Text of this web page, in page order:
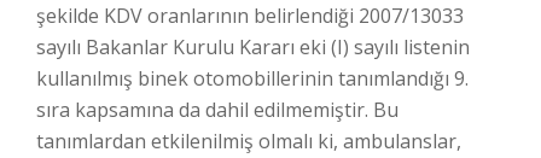
şekilde KDV oranlarının belirlendiği 2007/13033
sayılı Bakanlar Kurulu Kararı eki (I) sayılı listenin
kullanılmış binek otomobillerinin tanımlandığı 9.
sıra kapsamına da dahil edilmemiştir. Bu
tanımlardan etkilenilmiş olmalı ki, ambulanslar,